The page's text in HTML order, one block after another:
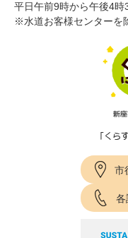
平日午前9時から午後4時
※水道お客様センターを
市
各